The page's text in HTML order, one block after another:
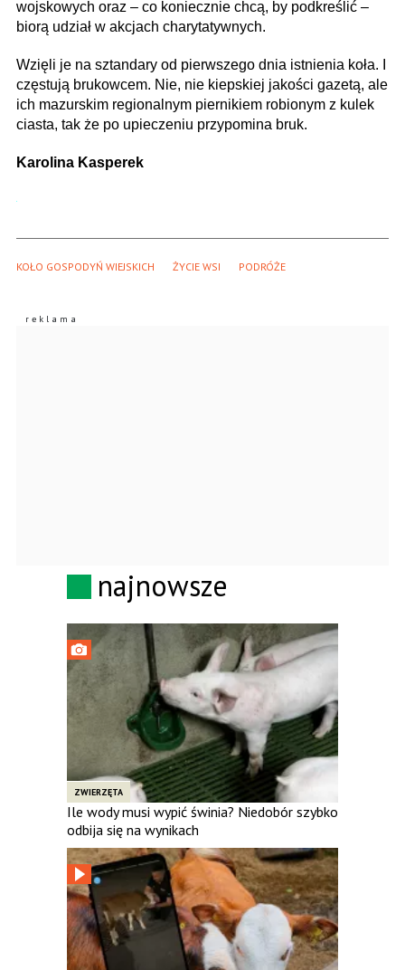
wojskowych oraz – co koniecznie chcą, by podkreślić –
biorą udział w akcjach charytatywnych.
Wzięli je na sztandary od pierwszego dnia istnienia koła. I
częstują brukowcem. Nie, nie kiepskiej jakości gazetą, ale
ich mazurskim regionalnym piernikiem robionym z kulek
ciasta, tak że po upieczeniu przypomina bruk.
Karolina Kasperek
KOŁO GOSPODYŃ WIEJSKICH ŻYCIE WSI PODRÓŻE
najnowsze
ZWIERZĘTA
Ile wody musi wypić świnia? Niedobór szybko
odbija się na wynikach